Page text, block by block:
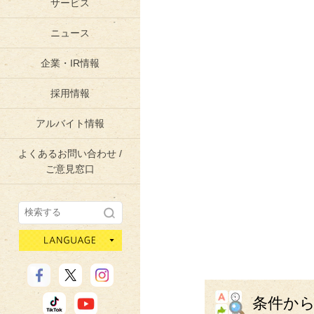
サービス
ニュース
企業・IR情報
採用情報
アルバイト情報
よくあるお問い合わせ /
ご意見窓口
条件か